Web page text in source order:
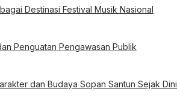
Destinasi Festival Musik Nasional
Penguatan Pengawasan Publik
dan Budaya Sopan Santun Sejak Dini